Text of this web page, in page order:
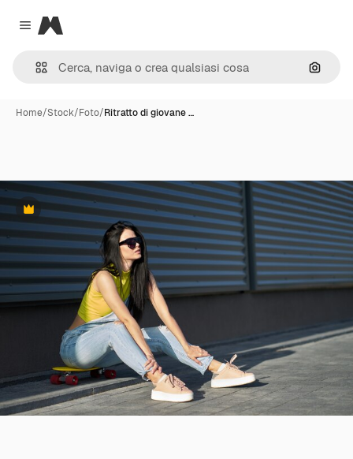
Close menu
Magnific
Cerca
Home/Stock/Foto/Ritratto di giovane …
Premium